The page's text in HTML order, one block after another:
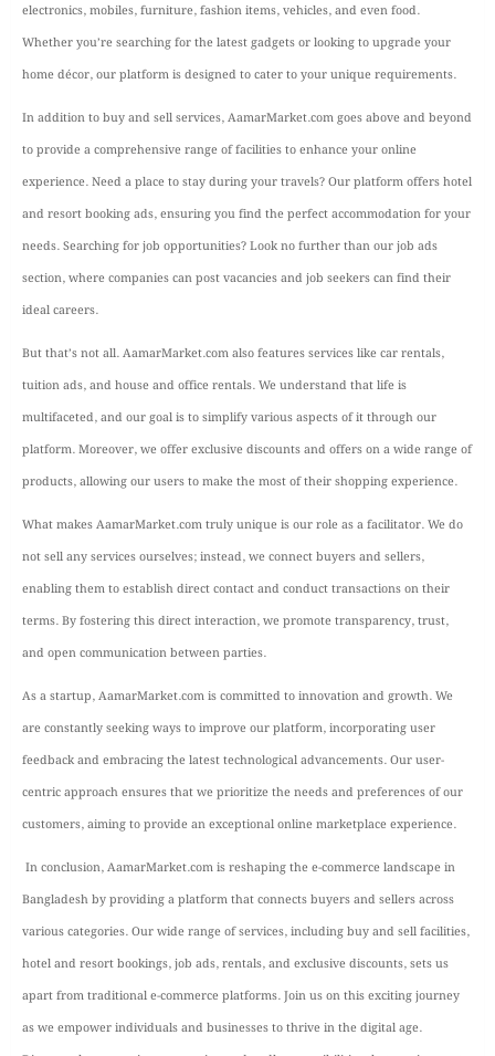
electronics, mobiles, furniture, fashion items, vehicles, and even food.
Whether you’re searching for the latest gadgets or looking to upgrade your
home décor, our platform is designed to cater to your unique requirements.
In addition to buy and sell services, AamarMarket.com goes above and beyond
to provide a comprehensive range of facilities to enhance your online
experience. Need a place to stay during your travels? Our platform offers hotel
and resort booking ads, ensuring you find the perfect accommodation for your
needs. Searching for job opportunities? Look no further than our job ads
section, where companies can post vacancies and job seekers can find their
ideal careers.
But that’s not all. AamarMarket.com also features services like car rentals,
tuition ads, and house and office rentals. We understand that life is
multifaceted, and our goal is to simplify various aspects of it through our
platform. Moreover, we offer exclusive discounts and offers on a wide range of
products, allowing our users to make the most of their shopping experience.
What makes AamarMarket.com truly unique is our role as a facilitator. We do
not sell any services ourselves; instead, we connect buyers and sellers,
enabling them to establish direct contact and conduct transactions on their
terms. By fostering this direct interaction, we promote transparency, trust,
and open communication between parties.
As a startup, AamarMarket.com is committed to innovation and growth. We
are constantly seeking ways to improve our platform, incorporating user
feedback and embracing the latest technological advancements. Our user-
centric approach ensures that we prioritize the needs and preferences of our
customers, aiming to provide an exceptional online marketplace experience.
In conclusion, AamarMarket.com is reshaping the e-commerce landscape in
Bangladesh by providing a platform that connects buyers and sellers across
various categories. Our wide range of services, including buy and sell facilities,
hotel and resort bookings, job ads, rentals, and exclusive discounts, sets us
apart from traditional e-commerce platforms. Join us on this exciting journey
as we empower individuals and businesses to thrive in the digital age.